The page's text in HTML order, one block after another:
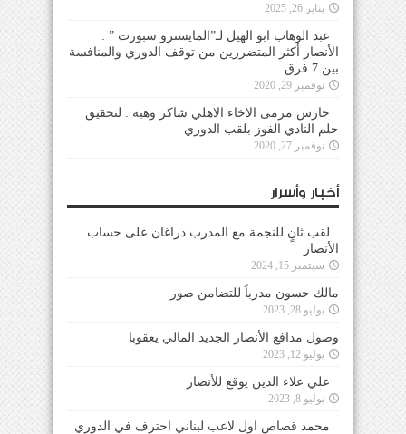
يناير 26, 2025
عبد الوهاب ابو الهيل لـ”المايسترو سبورت ” :
الأنصار أكثر المتضررين من توقف الدوري والمنافسة
بين 7 فرق
نوفمبر 29, 2020
حارس مرمى الاخاء الاهلي شاكر وهبه : لتحقيق
حلم النادي الفوز بلقب الدوري
نوفمبر 27, 2020
أخبار وأسرار
لقب ثانٍ للنجمة مع المدرب دراغان على حساب
الأنصار
سبتمبر 15, 2024
مالك حسون مدرباً للتضامن صور
يوليو 28, 2023
وصول مدافع الأنصار الجديد المالي يعقوبا
يوليو 12, 2023
علي علاء الدين يوقع للأنصار
يوليو 8, 2023
محمد قصاص اول لاعب لبناني احترف في الدوري